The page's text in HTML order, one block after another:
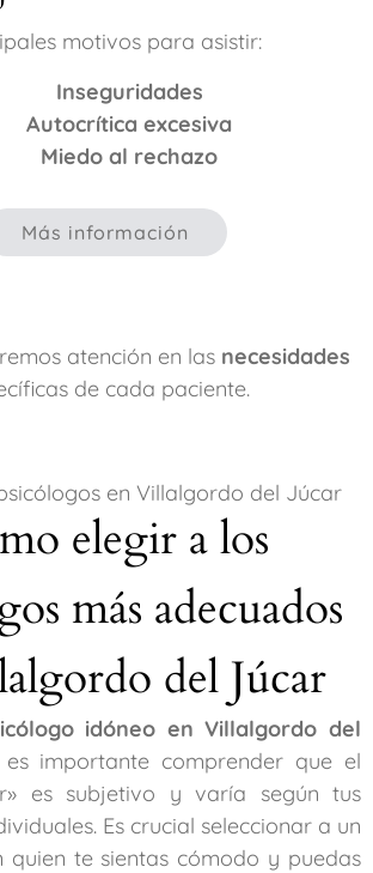
motivos para asistir:
Inseguridades
Autocrítica excesiva
Miedo al rechazo
Más información
atención en las necesidades
de cada paciente.
en Villalgordo del Júcar
elegir a los
más adecuados
del Júcar
idóneo en Villalgordo del
importante comprender que el
es subjetivo y varía según tus
Es crucial seleccionar a un
quien te sientas cómodo y puedas